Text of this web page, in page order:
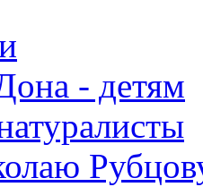
- детям